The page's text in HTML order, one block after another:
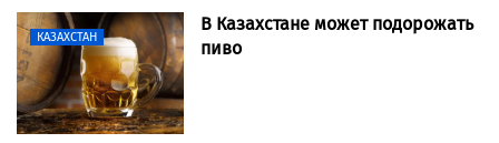
КАЗАХСТАН
В Казахстане может подорожать
пиво